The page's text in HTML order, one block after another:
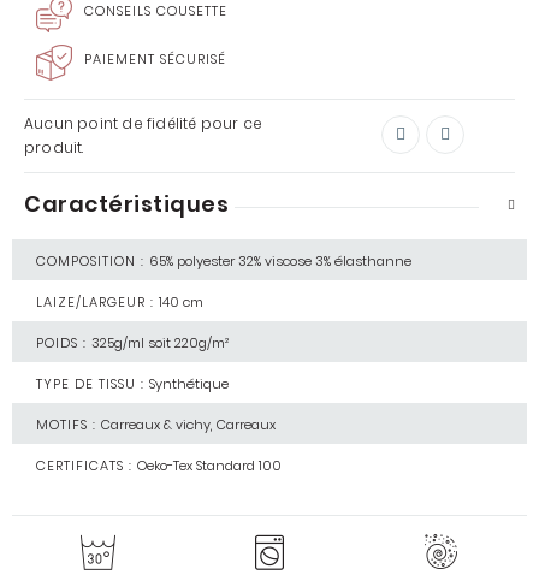
CONSEILS COUSETTE
PAIEMENT SÉCURISÉ
Aucun point de fidélité pour ce
produit.
Caractéristiques
COMPOSITION : 65% polyester 32% viscose 3% élasthanne
LAIZE/LARGEUR : 140 cm
POIDS : 325g/ml soit 220g/m²
TYPE DE TISSU : Synthétique
MOTIFS : Carreaux & vichy, Carreaux
CERTIFICATS : Oeko-Tex Standard 100